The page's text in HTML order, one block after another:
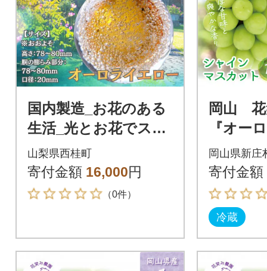
国内製造_お花のある
生活_光とお花でステ
キなお部屋を彩る泡
の一輪挿し(オーロラ
イエロー)
山梨県西桂町
寄付金額 16,000円
（0件）
岡山 花
『オー
シャイ
ト』1kg
岡山県新庄
寄付金額
冷蔵